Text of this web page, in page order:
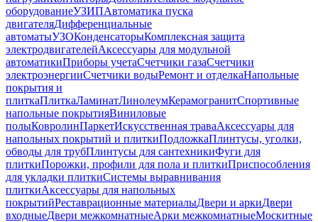
оборудованиеУЗИПАвтоматика пуска
двигателяДифференциальные
автоматыУЗОКонденсаторыКомплексная защита
электродвигателейАксессуары для модульной
автоматикиПриборы учетаСчетчики газаСчетчики
электроэнергииСчетчики водыРемонт и отделкаНапольные
покрытия и
плиткаПлиткаЛаминатЛинолеумКерамогранитСпортивные
напольные покрытияВиниловые
полыКовролинПаркетИскусственная траваАксессуары для
напольных покрытий и плиткиПодложкаПлинтусы, уголки,
обводы для трубПлинтусы для сантехникиФуги для
плиткиПорожки, профили для пола и плиткиПриспособления
для укладки плиткиСистемы выравнивания
плиткиАксессуары для напольных
покрытийРеставрационные материалыДвери и аркиДвери
входныеДвери межкомнатныеАрки межкомнатныеМоскитные